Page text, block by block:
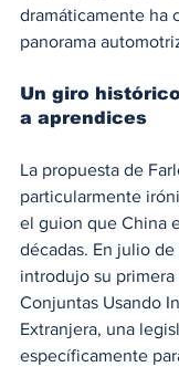
dramáticamente ha
panorama
Un giro
a aprendices
La propuesta de
particularmente
el guion que China
décadas. En julio de
introdujo su primera
Conjuntas Usando
Extranjera, una
específicamente